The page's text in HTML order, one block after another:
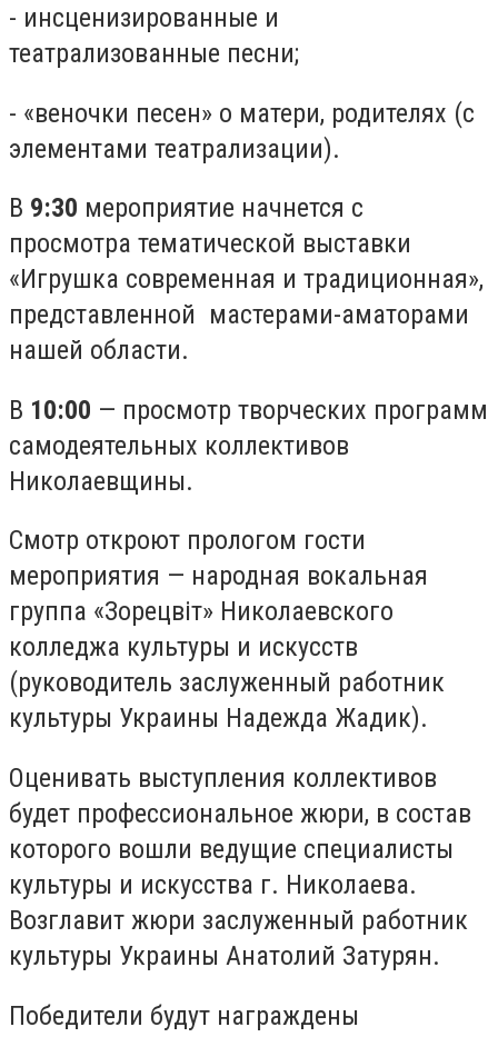
- инсценизированные и
театрализованные песни;
- «веночки песен» о матери, родителях (с
элементами театрализации).
В 9:30 мероприятие начнется с
просмотра тематической выставки
«Игрушка современная и традиционная»,
представленной мастерами-аматорами
нашей области.
В 10:00 — просмотр творческих программ
самодеятельных коллективов
Николаевщины.
Смотр откроют прологом гости
мероприятия — народная вокальная
группа «Зорецвіт» Николаевского
колледжа культуры и искусств
(руководитель заслуженный работник
культуры Украины Надежда Жадик).
Оценивать выступления коллективов
будет профессиональное жюри, в состав
которого вошли ведущие специалисты
культуры и искусства г. Николаева.
Возглавит жюри заслуженный работник
культуры Украины Анатолий Затурян.
Победители будут награждены